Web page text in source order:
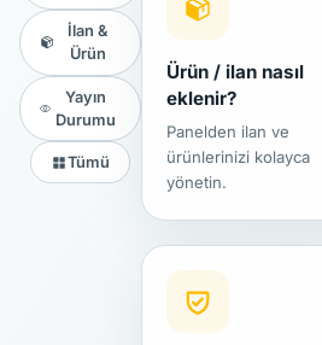
İlan &
Ürün
Yayın
Durumu
Tümü
Ürün / ilan nasıl
eklenir?
Panelden ilan ve
ürünlerinizi kolayca
yönetin.
Paneline giriş